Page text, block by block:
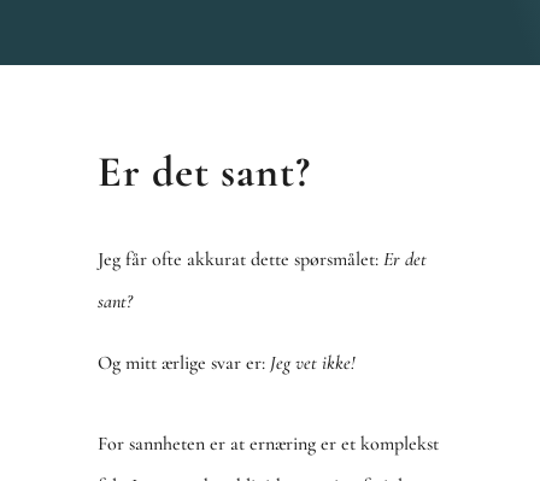
Er det sant?
Jeg får ofte akkurat dette spørsmålet: Er det
sant?
Og mitt ærlige svar er: Jeg vet ikke!
For sannheten er at ernæring er et komplekst